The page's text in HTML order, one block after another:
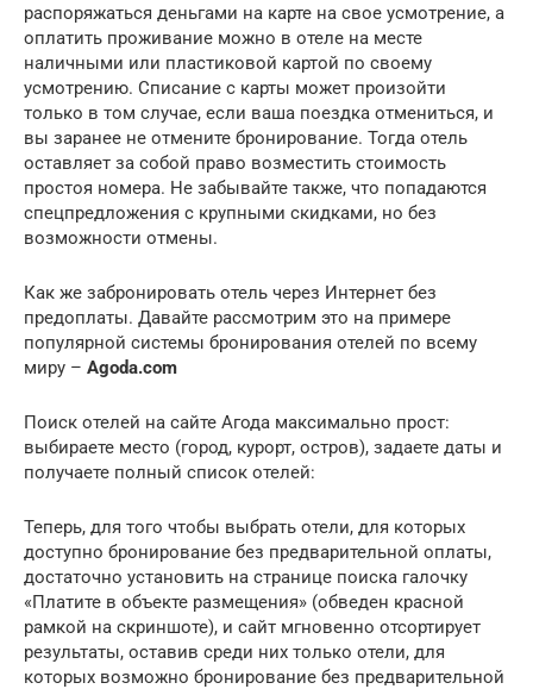
распоряжаться деньгами на карте на свое усмотрение, а
оплатить проживание можно в отеле на месте
наличными или пластиковой картой по своему
усмотрению. Списание с карты может произойти
только в том случае, если ваша поездка отмениться, и
вы заранее не отмените бронирование. Тогда отель
оставляет за собой право возместить стоимость
простоя номера. Не забывайте также, что попадаются
спецпредложения с крупными скидками, но без
возможности отмены.
Как же забронировать отель через Интернет без
предоплаты. Давайте рассмотрим это на примере
популярной системы бронирования отелей по всему
миру – Agoda.com
Поиск отелей на сайте Агода максимально прост:
выбираете место (город, курорт, остров), задаете даты и
получаете полный список отелей:
Теперь, для того чтобы выбрать отели, для которых
доступно бронирование без предварительной оплаты,
достаточно установить на странице поиска галочку
«Платите в объекте размещения» (обведен красной
рамкой на скриншоте), и сайт мгновенно отсортирует
результаты, оставив среди них только отели, для
которых возможно бронирование без предварительной